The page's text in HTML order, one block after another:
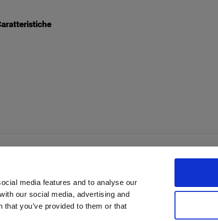
media features and to analyse our
our social media, advertising and
you’ve provided to them or that
Share the Light Withdrawal your order